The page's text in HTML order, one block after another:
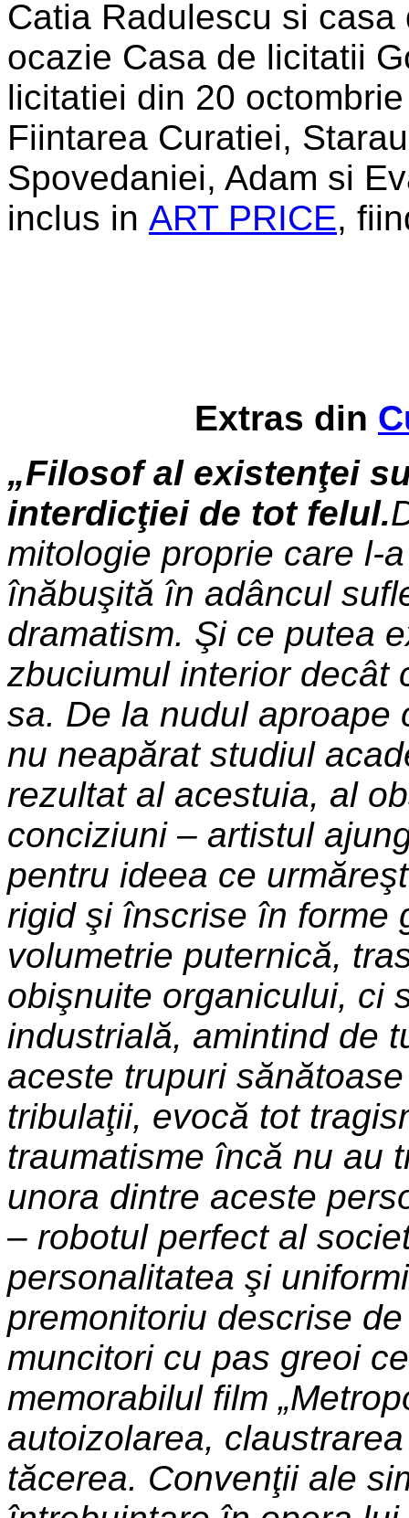
Catia Radulescu si
ocazie Casa de licitatii
licitatiei din 20
Fiintarea Curatiei,
Spovedaniei, Adam si
inclus in ART PRICE,
Extras din
„Filosof al existenţei
interdicţiei de tot felul.
mitologie proprie care l-
înăbuşită în adâncul
dramatism. Şi ce putea
zbuciumul interior decât
sa. De la nudul aproape
nu neapărat studiul
rezultat al acestuia, al
conciziuni – artistul
pentru ideea ce
rigid şi înscrise în forme
volumetrie puternică,
obişnuite organicului, ci
industrială, amintind de
aceste trupuri
tribulaţii, evocă tot
traumatisme încă nu au
unora dintre aceste
– robotul perfect al
personalitatea şi
premonitoriu descrise
muncitori cu pas greoi
memorabilul film
autoizolarea,
tăcerea. Convenţii ale